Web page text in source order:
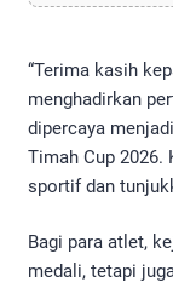
“Terima kasih
menghadirkan
dipercaya
Timah Cup 2026.
sportif dan
Bagi para atlet,
medali, tetapi